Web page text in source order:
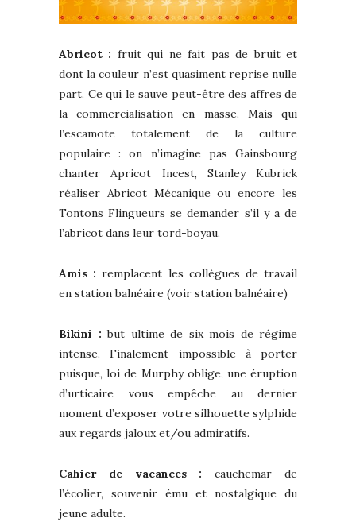
Abricot : fruit qui ne fait pas de bruit et
dont la couleur n’est quasiment reprise nulle
part. Ce qui le sauve peut-être des affres de
la commercialisation en masse. Mais qui
l’escamote totalement de la culture
populaire : on n’imagine pas Gainsbourg
chanter Apricot Incest, Stanley Kubrick
réaliser Abricot Mécanique ou encore les
Tontons Flingueurs se demander s’il y a de
l’abricot dans leur tord-boyau.
Amis : remplacent les collègues de travail
en station balnéaire (voir station balnéaire)
Bikini : but ultime de six mois de régime
intense. Finalement impossible à porter
puisque, loi de Murphy oblige, une éruption
d’urticaire vous empêche au dernier
moment d’exposer votre silhouette sylphide
aux regards jaloux et/ou admiratifs.
Cahier de vacances : cauchemar de
l’écolier, souvenir ému et nostalgique du
jeune adulte.